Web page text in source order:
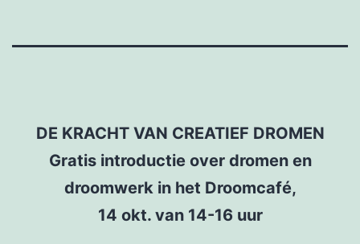
DE KRACHT VAN CREATIEF DROMEN
Gratis introductie over dromen en
droomwerk in het Droomcafé,
14 okt. van 14-16 uur